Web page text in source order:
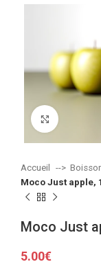
Accueil
Moco Just apple,
Moco Just
5.00€